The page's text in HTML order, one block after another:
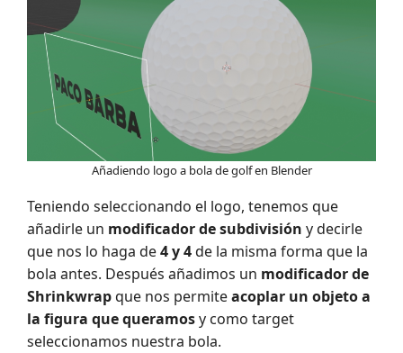
Añadiendo logo a bola de golf en Blender
Teniendo seleccionando el logo, tenemos que
añadirle un modificador de subdivisión y decirle
que nos lo haga de4 y 4de la misma forma que la
bola antes. Después añadimos un modificador de
Shrinkwrapque nos permiteacoplar un objeto a
la figura que queramosy como target
seleccionamos nuestra bola.